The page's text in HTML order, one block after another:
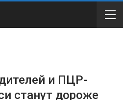
и ПЦР-
станут дороже